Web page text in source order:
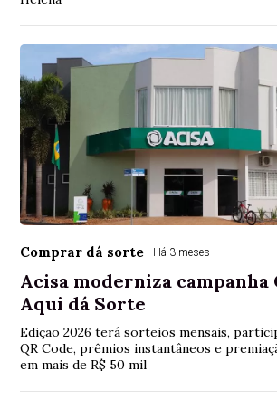
Comprar dá sorte Há 3 meses
Acisa moderniza campanha
Aqui dá Sorte
Edição 2026 terá sorteios mensais,
QR Code, prêmios instantâneos e
em mais de R$ 50 mil